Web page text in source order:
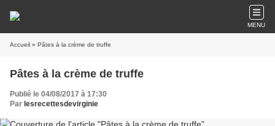
MENU
Accueil » Pâtes à la crème de truffe
Pâtes à la crème de truffe
Publié le 04/08/2017 à 17:30
Par lesrecettesdevirginie